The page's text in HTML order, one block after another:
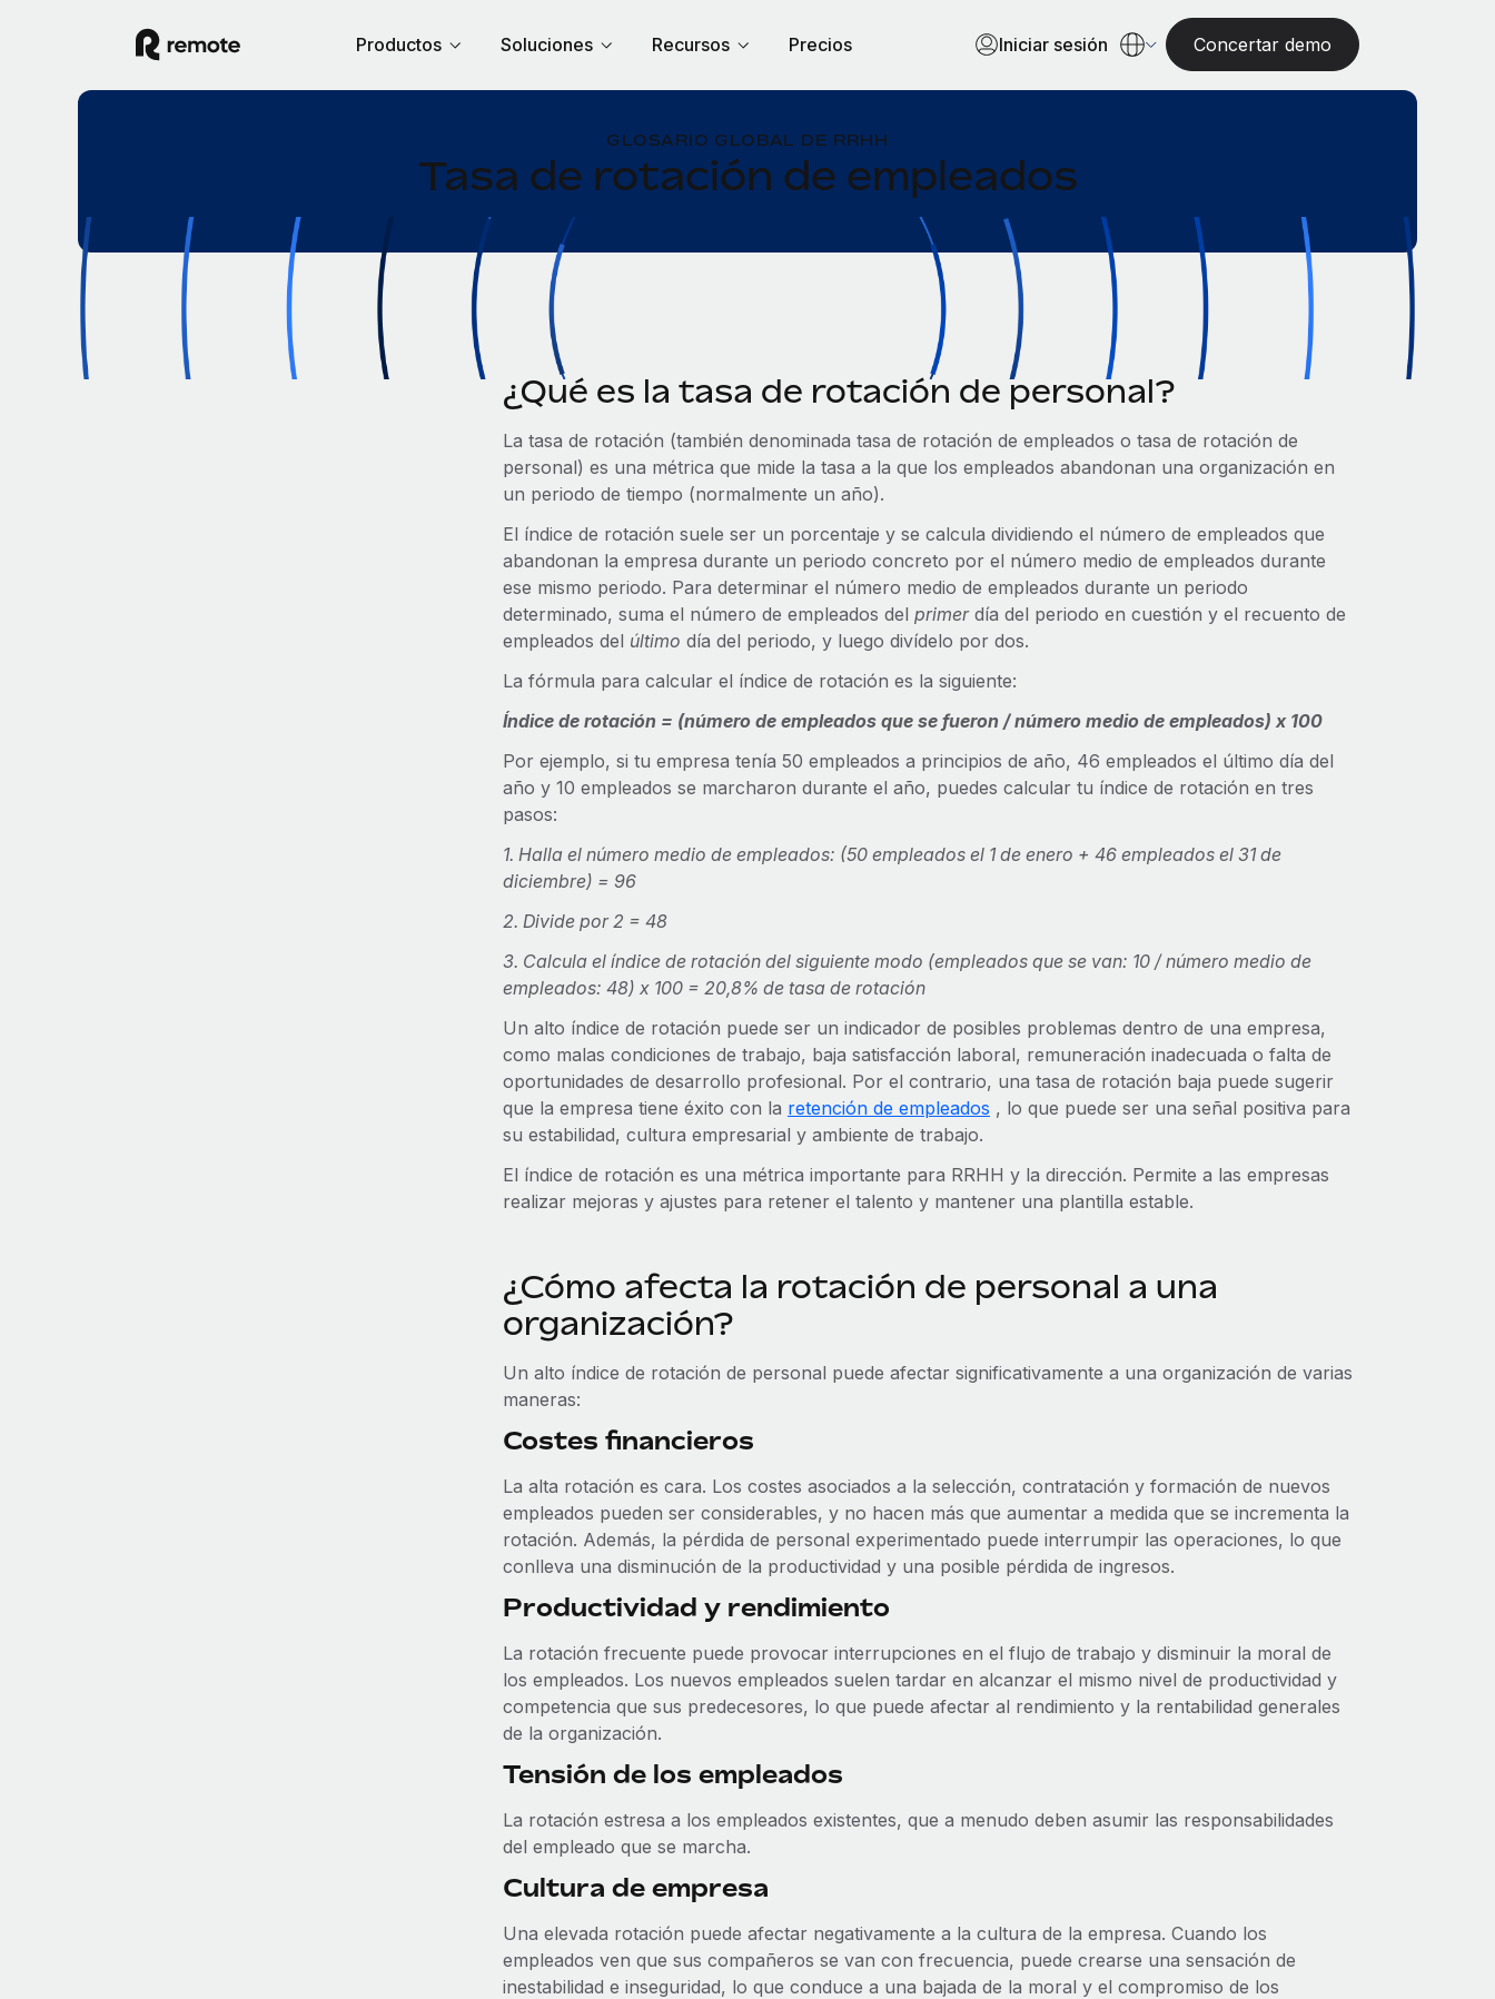
Productos Soluciones Recursos Precios Iniciar sesión Concertar demo
GLOSARIO GLOBAL DE RRHH
Tasa de rotación de empleados
¿Qué es la tasa de rotación de personal?
La tasa de rotación (también denominada tasa de rotación de empleados o tasa de rotación de
personal) es una métrica que mide la tasa a la que los empleados abandonan una organización en
un periodo de tiempo (normalmente un año).
El índice de rotación suele ser un porcentaje y se calcula dividiendo el número de empleados que
abandonan la empresa durante un periodo concreto por el número medio de empleados durante
ese mismo periodo. Para determinar el número medio de empleados durante un periodo
determinado, suma el número de empleados del primerdía del periodo en cuestión y el recuento de
empleados del último día del periodo, y luego divídelo por dos.
La fórmula para calcular el índice de rotación es la siguiente:
Índice de rotación = (número de empleados que se fueron / número medio de empleados) x 100
Por ejemplo, si tu empresa tenía 50 empleados a principios de año, 46 empleados el último día del
año y 10 empleados se marcharon durante el año, puedes calcular tu índice de rotación en tres
pasos:
1. Halla el número medio de empleados: (50 empleados el 1 de enero + 46 empleados el 31 de
diciembre) = 96
2. Divide por 2 = 48
3. Calcula el índice de rotación del siguiente modo (empleados que se van: 10 / número medio de
empleados: 48) x 100 = 20,8% de tasa de rotación
Un alto índice de rotación puede ser un indicador de posibles problemas dentro de una empresa,
como malas condiciones de trabajo, baja satisfacción laboral, remuneración inadecuada o falta de
oportunidades de desarrollo profesional. Por el contrario, una tasa de rotación baja puede sugerir
que la empresa tiene éxito con la retención de empleados , lo que puede ser una señal positiva para
su estabilidad, cultura empresarial y ambiente de trabajo.
El índice de rotación es una métrica importante para RRHH y la dirección. Permite a las empresas
realizar mejoras y ajustes para retener el talento y mantener una plantilla estable.
¿Cómo afecta la rotación de personal a una
organización?
Un alto índice de rotación de personal puede afectar significativamente a una organización de varias
maneras:
Costes financieros
La alta rotación es cara. Los costes asociados a la selección, contratación y formación de nuevos
empleados pueden ser considerables, y no hacen más que aumentar a medida que se incrementa la
rotación. Además, la pérdida de personal experimentado puede interrumpir las operaciones, lo que
conlleva una disminución de la productividad y una posible pérdida de ingresos.
Productividad y rendimiento
La rotación frecuente puede provocar interrupciones en el flujo de trabajo y disminuir la moral de
los empleados. Los nuevos empleados suelen tardar en alcanzar el mismo nivel de productividad y
competencia que sus predecesores, lo que puede afectar al rendimiento y la rentabilidad generales
de la organización.
Tensión de los empleados
La rotación estresa a los empleados existentes, que a menudo deben asumir las responsabilidades
del empleado que se marcha.
Cultura de empresa
Una elevada rotación puede afectar negativamente a la cultura de la empresa. Cuando los
empleados ven que sus compañeros se van con frecuencia, puede crearse una sensación de
inestabilidad e inseguridad, lo que conduce a una bajada de la moral y el compromiso de los